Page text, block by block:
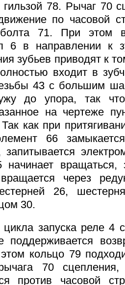
78. Рычаг 70
по часовой
болта 71. При этом
6 в направлении к
зубьев приводят к
входит в
43 с большим
до упора, так
на чертеже
как при
66
начинает вращаться,
через
26,
30.
запуска реле 4
поддерживается
кольцо 79
70
против часовой